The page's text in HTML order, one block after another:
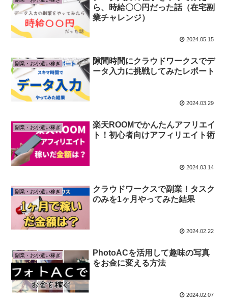
ら、時給〇〇円だった話（在宅副
業チャレンジ）
2024.05.15
副業・お小遣い稼ぎ
隙間時間にクラウドワークスでデ
ータ入力に挑戦してみたレポート
2024.03.29
副業・お小遣い稼ぎ
楽天ROOMでかんたんアフリエイ
ト！初心者向けアフィリエイト術
2024.03.14
副業・お小遣い稼ぎ
クラウドワークスで副業！タスク
のみを1ヶ月やってみた結果
2024.02.22
副業・お小遣い稼ぎ
PhotoACを活用して趣味の写真
をお金に変える方法
2024.02.07